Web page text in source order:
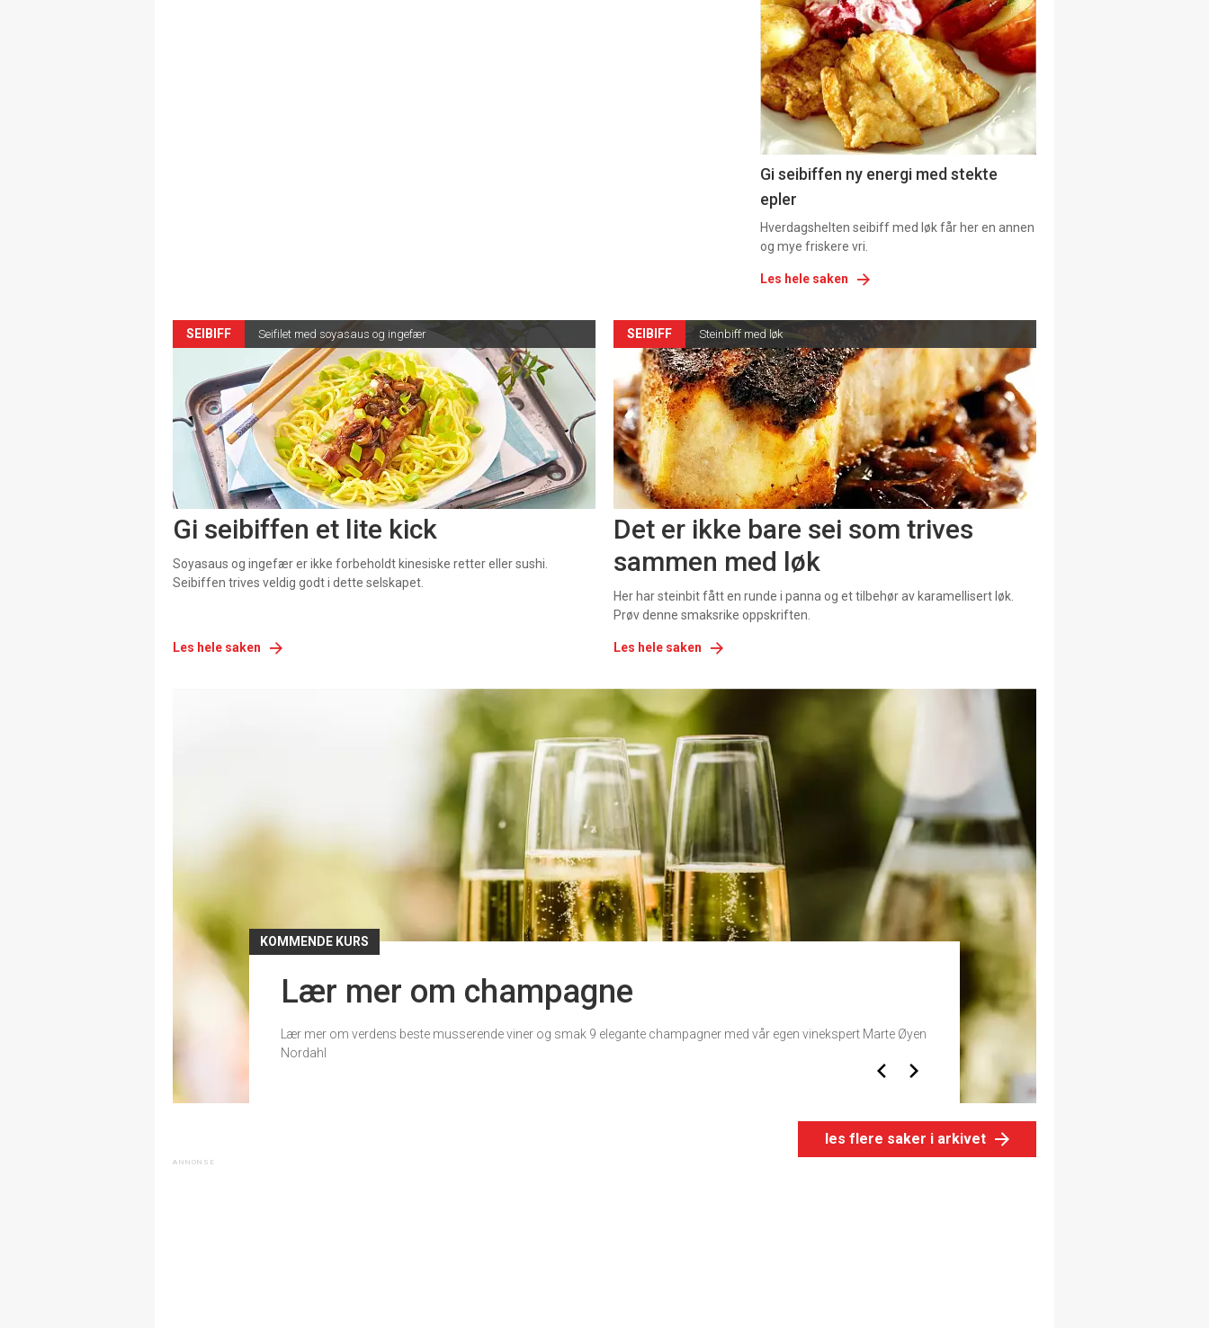
Gi seibiffen ny energi med stekte
epler
Hverdagshelten seibiff med løk får her en annen
og mye friskere vri.
Les hele saken
SEIBIFF Seifilet med soyasaus og ingefær
Gi seibiffen et lite kick
Soyasaus og ingefær er ikke forbeholdt kinesiske retter eller sushi.
Seibiffen trives veldig godt i dette selskapet.
Les hele saken
SEIBIFF Steinbiff med løk
Det er ikke bare sei som trives
sammen med løk
Her har steinbit fått en runde i panna og et tilbehør av karamellisert løk.
Prøv denne smaksrike oppskriften.
Les hele saken
les flere saker i arkivet
KOMMENDE KURS
Lær mer om champagne
Lær mer om verdens beste musserende viner og smak 9 elegante champagner med vår egen vinekspert Marte Øyen
Nordahl